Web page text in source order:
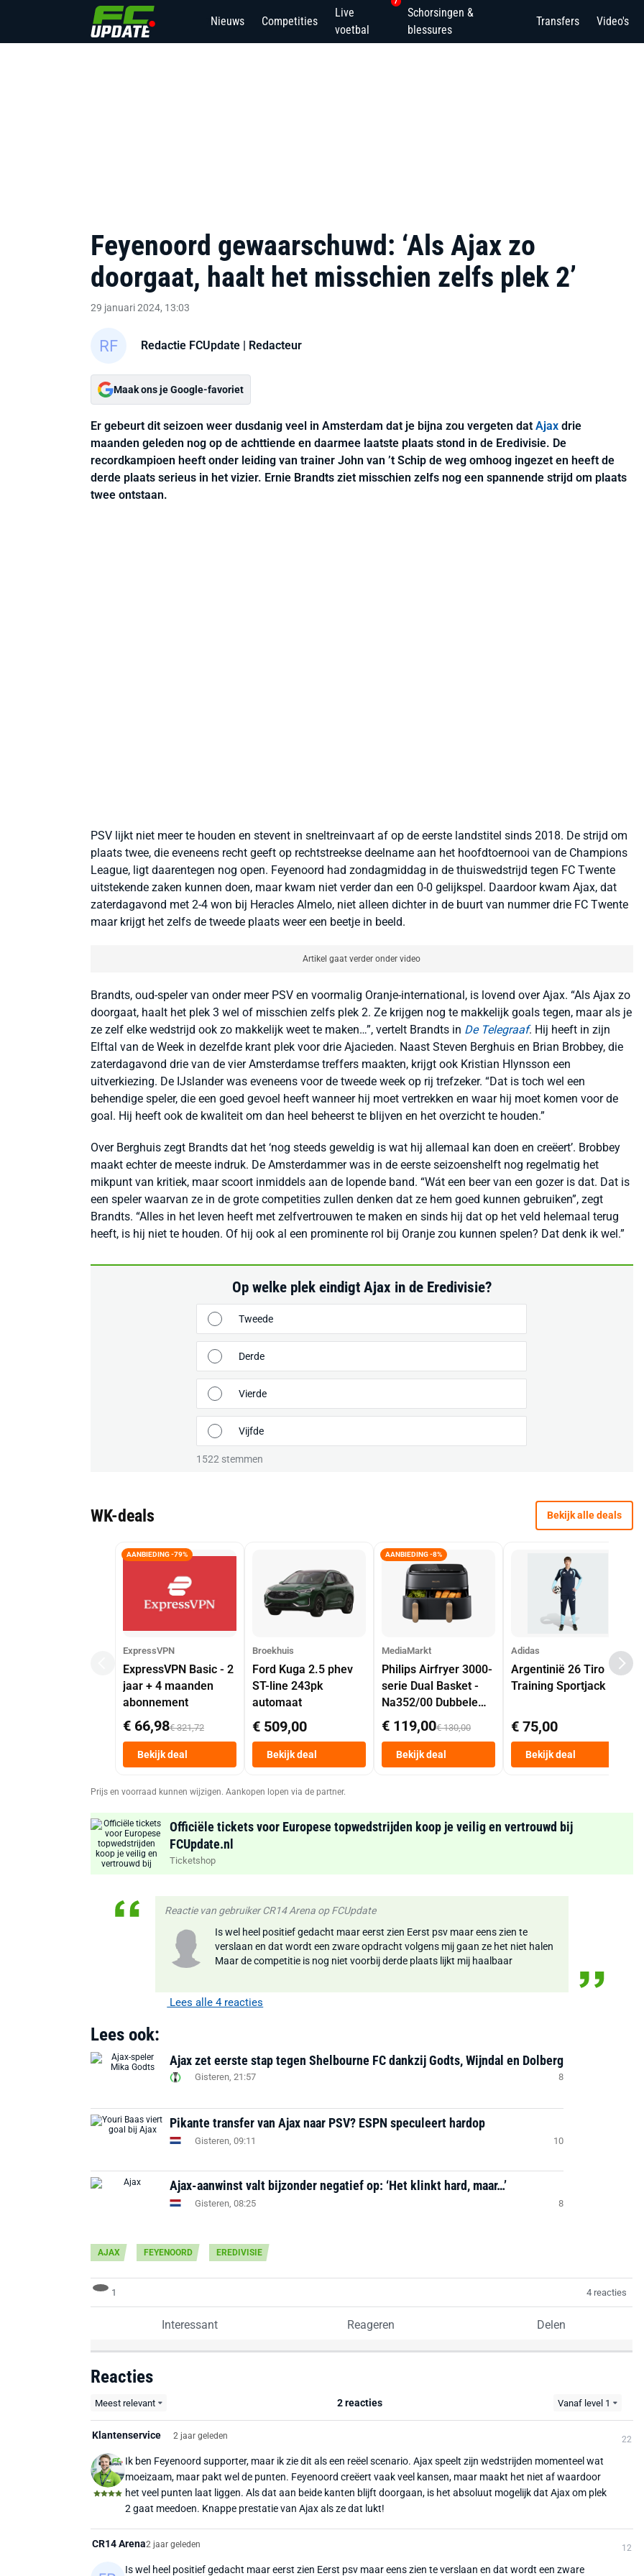
Nieuws Competities
Live
voetbal
Schorsingen &
blessures
Transfers Video's
Feyenoord gewaarschuwd: ‘Als Ajax zo
doorgaat, haalt het misschien zelfs plek 2’
29 januari 2024, 13:03
Redactie FCUpdate | Redacteur
Maak ons je Google-favoriet
Er gebeurt dit seizoen weer dusdanig veel in Amsterdam dat je bijna zou vergeten dat Ajax drie
maanden geleden nog op de achttiende en daarmee laatste plaats stond in de Eredivisie. De
recordkampioen heeft onder leiding van trainer John van ’t Schip de weg omhoog ingezet en heeft de
derde plaats serieus in het vizier. Ernie Brandts ziet misschien zelfs nog een spannende strijd om plaats
twee ontstaan.
PSV lijkt niet meer te houden en stevent in sneltreinvaart af op de eerste landstitel sinds 2018. De strijd om
plaats twee, die eveneens recht geeft op rechtstreekse deelname aan het hoofdtoernooi van de Champions
League, ligt daarentegen nog open. Feyenoord had zondagmiddag in de thuiswedstrijd tegen FC Twente
uitstekende zaken kunnen doen, maar kwam niet verder dan een 0-0 gelijkspel. Daardoor kwam Ajax, dat
zaterdagavond met 2-4 won bij Heracles Almelo, niet alleen dichter in de buurt van nummer drie FC Twente
maar krijgt het zelfs de tweede plaats weer een beetje in beeld.
Artikel gaat verder onder video
Brandts, oud-speler van onder meer PSV en voormalig Oranje-international, is lovend over Ajax. “Als Ajax zo
doorgaat, haalt het plek 3 wel of misschien zelfs plek 2. Ze krijgen nog te makkelijk goals tegen, maar als je
ze zelf elke wedstrijd ook zo makkelijk weet te maken…”, vertelt Brandts in De Telegraaf. Hij heeft in zijn
Elftal van de Week in dezelfde krant plek voor drie Ajacieden. Naast Steven Berghuis en Brian Brobbey, die
zaterdagavond drie van de vier Amsterdamse treffers maakten, krijgt ook Kristian Hlynsson een
uitverkiezing. De IJslander was eveneens voor de tweede week op rij trefzeker. “Dat is toch wel een
behendige speler, die een goed gevoel heeft wanneer hij moet vertrekken en waar hij moet komen voor de
goal. Hij heeft ook de kwaliteit om dan heel beheerst te blijven en het overzicht te houden.”
Over Berghuis zegt Brandts dat het ‘nog steeds geweldig is wat hij allemaal kan doen en creëert’. Brobbey
maakt echter de meeste indruk. De Amsterdammer was in de eerste seizoenshelft nog regelmatig het
mikpunt van kritiek, maar scoort inmiddels aan de lopende band. “Wát een beer van een gozer is dat. Dat is
een speler waarvan ze in de grote competities zullen denken dat ze hem goed kunnen gebruiken”, zegt
Brandts. “Alles in het leven heeft met zelfvertrouwen te maken en sinds hij dat op het veld helemaal terug
heeft, is hij niet te houden. Of hij ook al een prominente rol bij Oranje zou kunnen spelen? Dat denk ik wel.”
Op welke plek eindigt Ajax in de Eredivisie?
Tweede
Derde
Vierde
Vijfde
1522 stemmen
WK-deals Bekijk alle deals
AANBIEDING -79%
ExpressVPN
ExpressVPN Basic - 2
jaar + 4 maanden
abonnement
€ 66,98€ 321,72
Bekijk deal
Broekhuis
Ford Kuga 2.5 phev
ST-line 243pk
automaat
€ 509,00
Bekijk deal
AANBIEDING -8%
MediaMarkt
Philips Airfryer 3000-
serie Dual Basket -
Na352/00 Dubbele
Mand 9 L Tot 6
Personen
Heteluchtfriteuse
Zwart
€ 119,00€ 130,00
Bekijk deal
Adidas
Argentinië 26 Tiro
Training Sportjack
€ 75,00
Bekijk deal
Prijs en voorraad kunnen wijzigen. Aankopen lopen via de partner.
Officiële tickets voor Europese topwedstrijden koop je veilig en vertrouwd bij
FCUpdate.nl
Ticketshop
Reactie van gebruiker CR14 Arena op FCUpdate
Is wel heel positief gedacht maar eerst zien Eerst psv maar eens zien te
verslaan en dat wordt een zware opdracht volgens mij gaan ze het niet halen
Maar de competitie is nog niet voorbij derde plaats lijkt mij haalbaar
Lees alle 4 reacties
Lees ook:
Ajax zet eerste stap tegen Shelbourne FC dankzij Godts, Wijndal en Dolberg
Gisteren, 21:57 8
Pikante transfer van Ajax naar PSV? ESPN speculeert hardop
Gisteren, 09:11 10
Ajax-aanwinst valt bijzonder negatief op: ‘Het klinkt hard, maar…’
Gisteren, 08:25 8
AJAX FEYENOORD EREDIVISIE
1 4 reacties
Interessant Reageren Delen
Reacties
Meest relevant 2 reacties Vanaf level 1
Klantenservice 2 jaar geleden 22
Ik ben Feyenoord supporter, maar ik zie dit als een reëel scenario. Ajax speelt zijn wedstrijden momenteel wat
moeizaam, maar pakt wel de punten. Feyenoord creëert vaak veel kansen, maar maakt het niet af waardoor
het veel punten laat liggen. Als dat aan beide kanten blijft doorgaan, is het absoluut mogelijk dat Ajax om plek
2 gaat meedoen. Knappe prestatie van Ajax als ze dat lukt!
CR14 Arena2 jaar geleden 12
Is wel heel positief gedacht maar eerst zien Eerst psv maar eens zien te verslaan en dat wordt een zware